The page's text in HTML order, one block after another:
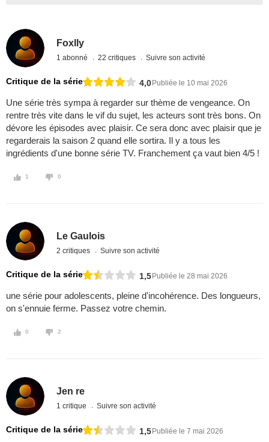
Foxlly
1 abonné 22 critiques Suivre son activité
Critique de la série 4,0 Publiée le 10 mai 2026
Une série très sympa à regarder sur thème de vengeance. On
rentre très vite dans le vif du sujet, les acteurs sont très bons. On
dévore les épisodes avec plaisir. Ce sera donc avec plaisir que je
regarderais la saison 2 quand elle sortira. Il y a tous les
ingrédients d'une bonne série TV. Franchement ça vaut bien 4/5 !
1 0
Le Gaulois
2 critiques Suivre son activité
Critique de la série 1,5 Publiée le 28 mai 2026
une série pour adolescents, pleine d'incohérence. Des longueurs,
on s'ennuie ferme. Passez votre chemin.
0 2
Jen re
1 critique Suivre son activité
Critique de la série 1,5 Publiée le 7 mai 2026